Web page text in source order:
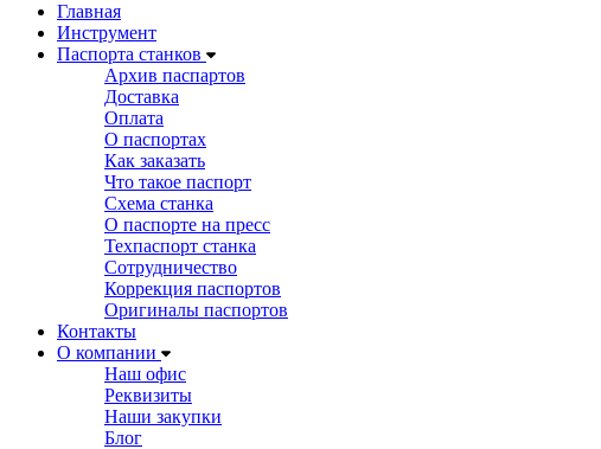
Главная
Инструмент
Паспорта станков
Архив паспартов
Доставка
Оплата
О паспортах
Как заказать
Что такое паспорт
Схема станка
О паспорте на пресс
Техпаспорт станка
Сотрудничество
Коррекция паспортов
Оригиналы паспортов
Контакты
О компании
Наш офис
Реквизиты
Наши закупки
Блог